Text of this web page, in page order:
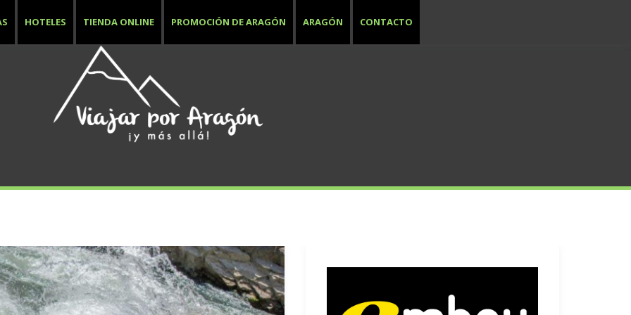
HOTELES TIENDA ONLINE PROMOCIÓN DE ARAGÓN ARAGÓN CONTACTO